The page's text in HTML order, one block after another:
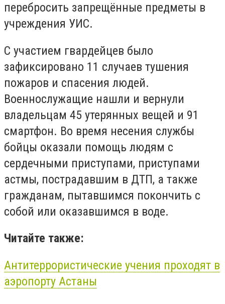
перебросить запрещённые предметы в
учреждения УИС.
С участием гвардейцев было
зафиксировано 11 случаев тушения
пожаров и спасения людей.
Военнослужащие нашли и вернули
владельцам 45 утерянных вещей и 91
смартфон. Во время несения службы
бойцы оказали помощь людям с
сердечными приступами, приступами
астмы, пострадавшим в ДТП, а также
гражданам, пытавшимся покончить с
собой или оказавшимся в воде.
Читайте также:
Антитеррористические учения проходят в
аэропорту Астаны